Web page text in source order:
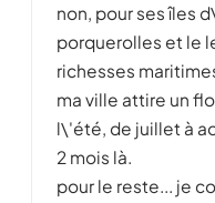
non, pour ses îles
porquerolles et le
richesses
ma ville attire un
l\'été, de juillet à
2 mois là.
pour le reste... je